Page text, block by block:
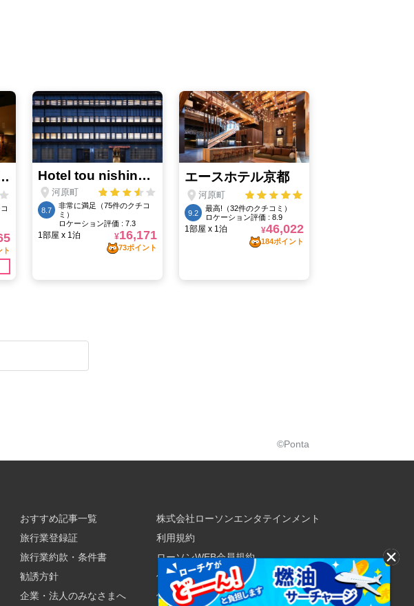
©Ponta
おすすめ記事一覧
旅行業登録証
旅行業約款・条件書
勧誘方針
企業・法人のみなさまへ
株式会社ローソンエンタテインメント
利用規約
ローソンWEB会員規約
個人情報の取り扱いについて
個人情報保護方針